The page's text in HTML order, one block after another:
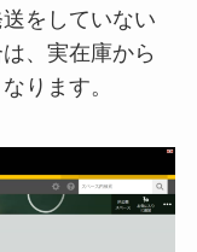
をしていない
、実在庫から
ります。